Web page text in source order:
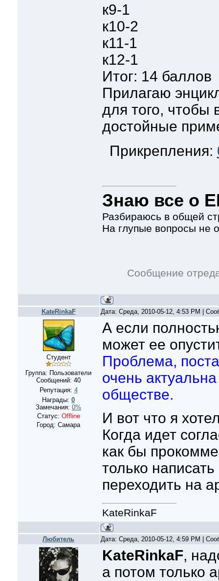
к9-1
к10-2
к11-1
к12-1
Итог: 14 баллов
Прилагаю
для того, чтобы
достойные
Прикрепления:
Знаю все о
Разбираюсь в общей
На глупые вопросы не
Сообщение
KateRinkaF Дата: Среда, 2010-05-12, 4:53 PM |
Студент
Группа: Пользователи
Сообщений: 40
Репутация: 4
Награды: 0
Замечания: 0%
Статус: Offline
Город: Самара
А если
может ее
Проблема,
очень
обществе.
И вот что я
Когда идет
как бы
только
переходить на
KateRinkaF
Любитель Дата: Среда, 2010-05-12, 4:59 PM |
KateRinkaF,
а потом только